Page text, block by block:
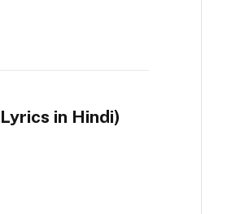
Lyrics in Hindi)